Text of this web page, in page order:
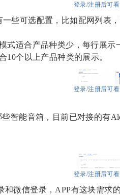
登录/注册后可
些可选配置，比如配网列表
式适合产品种类少，每行展
10个以上产品种类的展示。
登录/注册后可
些智能音箱，目前已对接的有
登录/注册后可
和微信登录，APP有这块需求